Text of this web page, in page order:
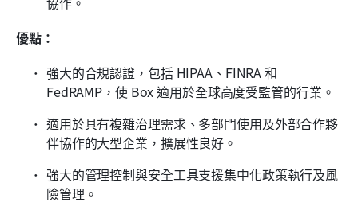
優點：
強大的合規認證，包括 HIPAA、FINRA 和
FedRAMP，使 Box 適用於全球高度受監管的行業。
適用於具有複雜治理需求、多部門使用及外部合作夥
伴協作的大型企業，擴展性良好。
強大的管理控制與安全工具支援集中化政策執行及風
險管理。